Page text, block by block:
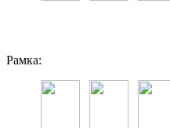
Рамка: